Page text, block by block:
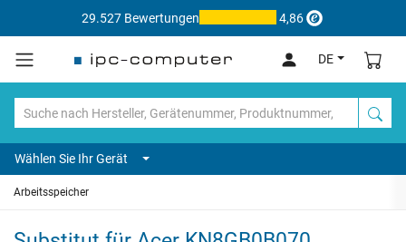
29.527 Bewertungen 4,86
DE
Wählen Sie Ihr Gerät
Arbeitsspeicher